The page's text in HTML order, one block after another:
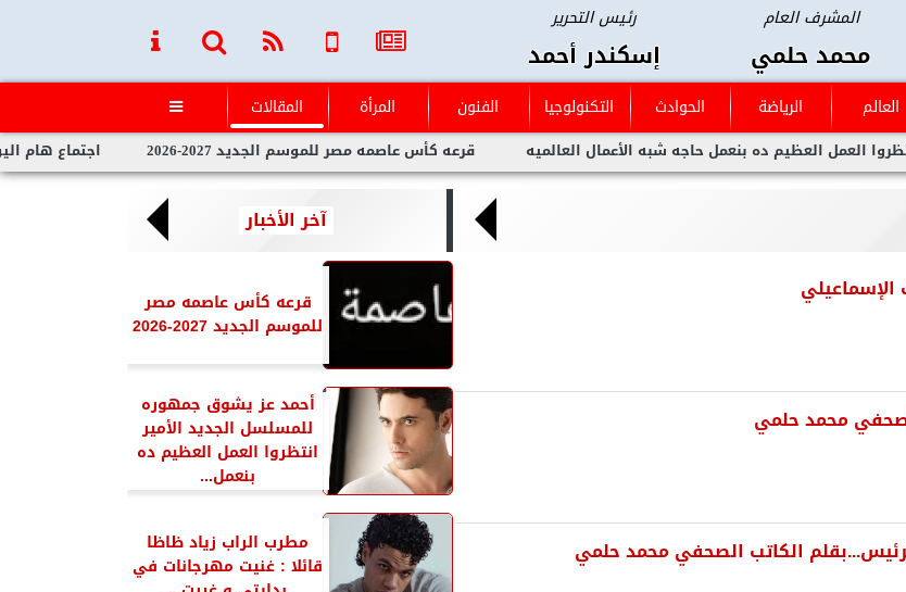
المشرف العام
محمد حلمي
رئيس التحرير
إسكندر أحمد
العالم الرياضة الحوادث التكنولوجيا الفنون المرأة المقالات 
اجتماع هام اليوم السبت قرعه كأس عاصمه مصر للموسم الجديد 2027-2026 ده بنعمل حاجه شبه الأعمال العالميه
محمد حلمي
الكاتب الصحفي محمد حلمي
آخر الأخبار
قرعه كأس عاصمه مصر
للموسم الجديد 2027-2026
أحمد عز يشوق جمهوره
للمسلسل الجديد الأمير
انتظروا العمل العظيم ده
بنعمل...
مطرب الراب زياد ظاظا
قائلا : غنيت مهرجانات في